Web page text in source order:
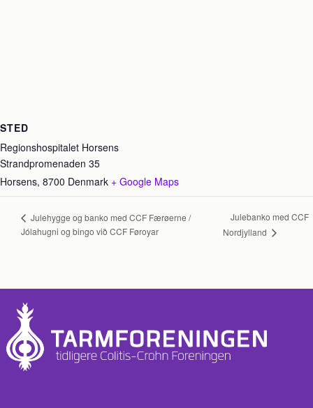
STED
Regionshospitalet Horsens
Strandpromenaden 35
Horsens, 8700 Denmark + Google Maps
Julehygge og banko med CCF Færøerne /
Jólahugni og bingo við CCF Føroyar
Julebanko med CCF
Nordjylland